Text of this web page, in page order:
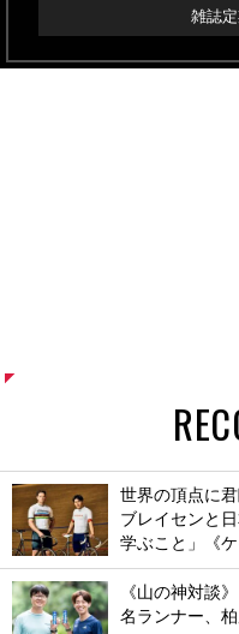
雑誌
世界の頂点に
ブレイセンと
学ぶこと」《
《山の神対談
名ランナー、